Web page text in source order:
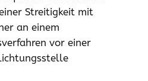
Streitigkeit mit
an einem
vor einer